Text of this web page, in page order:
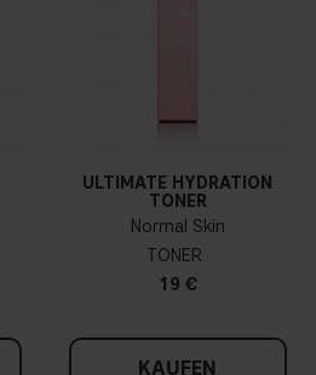
ULTIMATE HYDRATION
TONER
Normal Skin
TONER
19 €
KAUFEN